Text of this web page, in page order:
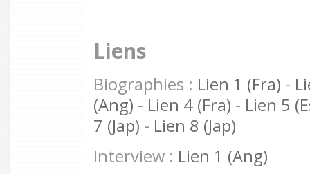
Liens
Biographies : Lien 1 (Fra) -
(Ang) - Lien 4 (Fra) - Lien 5
7 (Jap) - Lien 8 (Jap)
Interview : Lien 1 (Ang)